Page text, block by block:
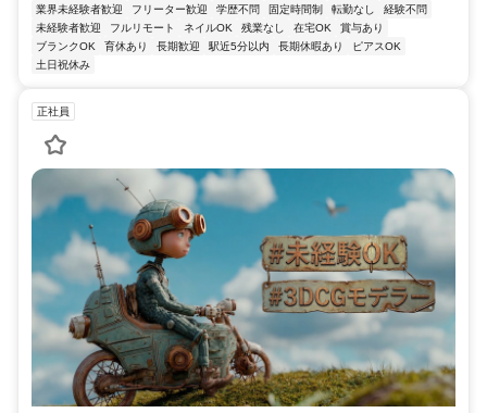
業界未経験者歓迎 フリーター歓迎 学歴不問 固定時間制 転勤なし
経験不問
未経験者歓迎
フルリモート ネイルOK 残業なし 在宅OK
賞与あり
ブランクOK
育休あり 長期歓迎 駅近5分以内 長期休暇あり
ピアスOK
土日祝休み
正社員